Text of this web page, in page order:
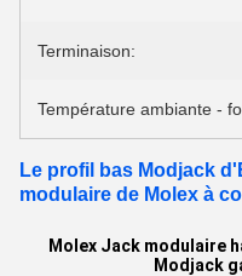
Terminaison:
Température ambiante -
Le profil bas Modjack
modulaire de Molex à
Molex Jack modulaire
Modjack